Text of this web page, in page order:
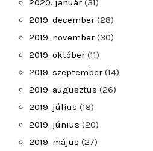
2020. január (31)
2019. december (28)
2019. november (30)
2019. október (11)
2019. szeptember (14)
2019. augusztus (26)
2019. július (18)
2019. június (20)
2019. május (27)